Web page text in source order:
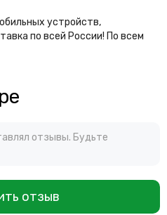
устройств,
по всей России! По всем
отзывы. Будьте
отзыв